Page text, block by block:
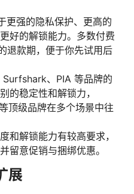
更强的隐私保护、更高的
好的解锁能力。多数付费
退款期，便于你先试用后
、PIA 等品牌的
的稳定性和解锁力，
顶级品牌在多个场景中往
和解锁能力有较高要求，
留意促销与捆绑优惠。
展